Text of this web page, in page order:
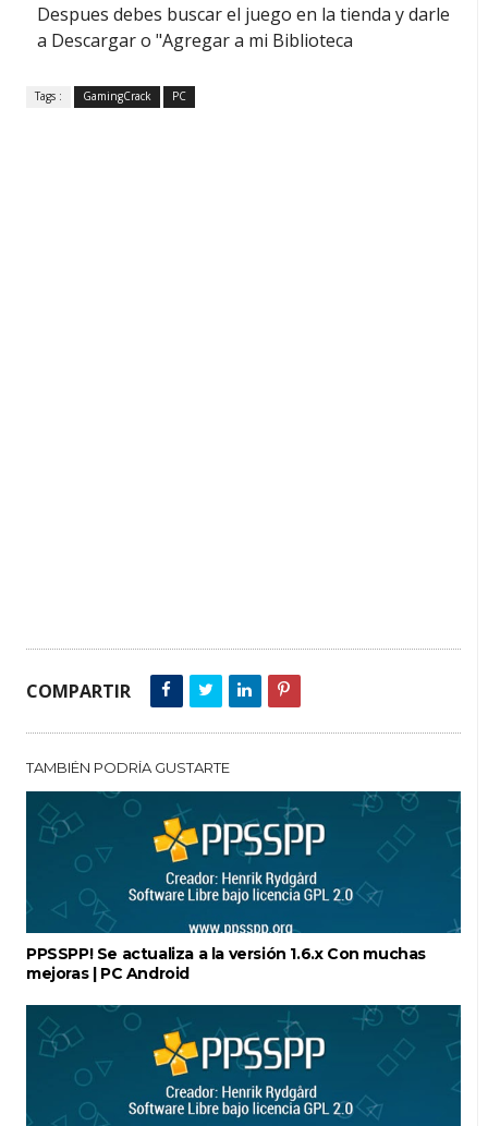
Despues debes buscar el juego en la tienda y darle
a Descargar o "Agregar a mi Biblioteca
Tags : GamingCrack PC
COMPARTIR
TAMBIÉN PODRÍA GUSTARTE
PPSSPP! Se actualiza a la versión 1.6.x Con muchas
mejoras | PC Android